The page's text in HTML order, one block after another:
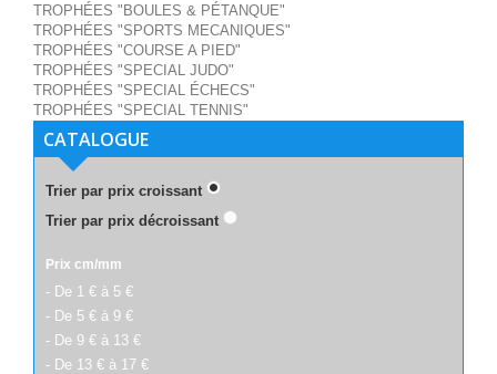
TROPHÉES "BOULES & PÉTANQUE"
TROPHÉES "SPORTS MECANIQUES"
TROPHÉES "COURSE A PIED"
TROPHÉES "SPECIAL JUDO"
TROPHÉES "SPECIAL ÉCHECS"
TROPHÉES "SPECIAL TENNIS"
CATALOGUE
Trier par prix croissant
Trier par prix décroissant
Prix cm/mm
- De 1 € à 5 €
- De 5 € à 9 €
- De 9 € à 13 €
- De 13 € à 17 €